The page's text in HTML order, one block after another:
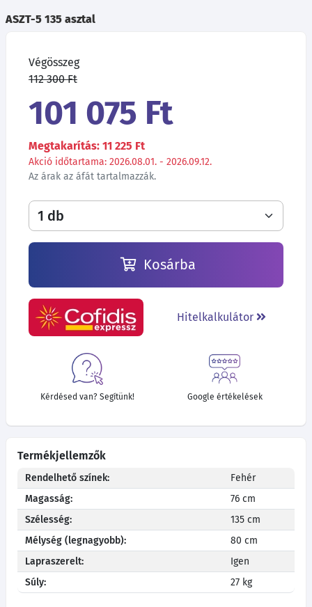
ASZT-5 135 asztal
Végösszeg
112 300 Ft
101 075 Ft
Megtakarítás: 11 225 Ft
Akció időtartama: 2026.08.01. - 2026.09.12.
Az árak az áfát tartalmazzák.
Kosárba
Hitelkalkulátor
Kérdésed van? Segítünk! Google értékelések
Termékjellemzők
Rendelhető színek:
Fehér
Magasság:
76 cm
Szélesség:
135 cm
Mélység (legnagyobb):
80 cm
Lapraszerelt:
Igen
Súly:
27 kg